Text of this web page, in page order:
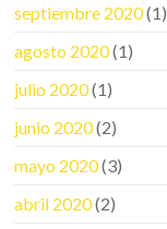
septiembre 2020(1)
agosto 2020(1)
julio 2020(1)
junio 2020(2)
mayo 2020(3)
abril 2020(2)